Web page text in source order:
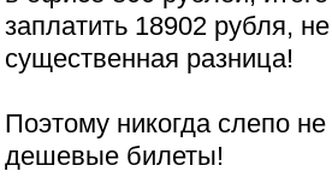
заплатить 18902 рубля,
существенная разница!
Поэтому никогда слепо не
дешевые билеты!